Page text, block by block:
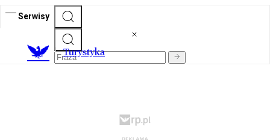
Serwisy
Turystyka